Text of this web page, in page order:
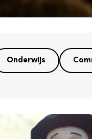
Onderwijs